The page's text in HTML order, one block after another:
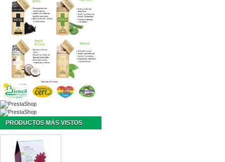
PRODUCTOS MÁS VISTOS